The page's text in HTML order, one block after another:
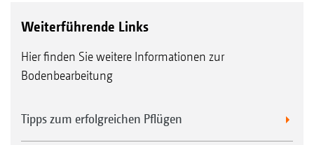
Weiterführende Links
Hier finden Sie weitere Informationen zur
Bodenbearbeitung
Tipps zum erfolgreichen Pflügen